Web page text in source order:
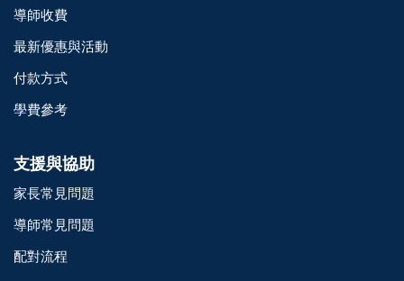
導師收費
最新優惠與活動
付款方式
學費參考
支援與協助
家長常見問題
導師常見問題
配對流程